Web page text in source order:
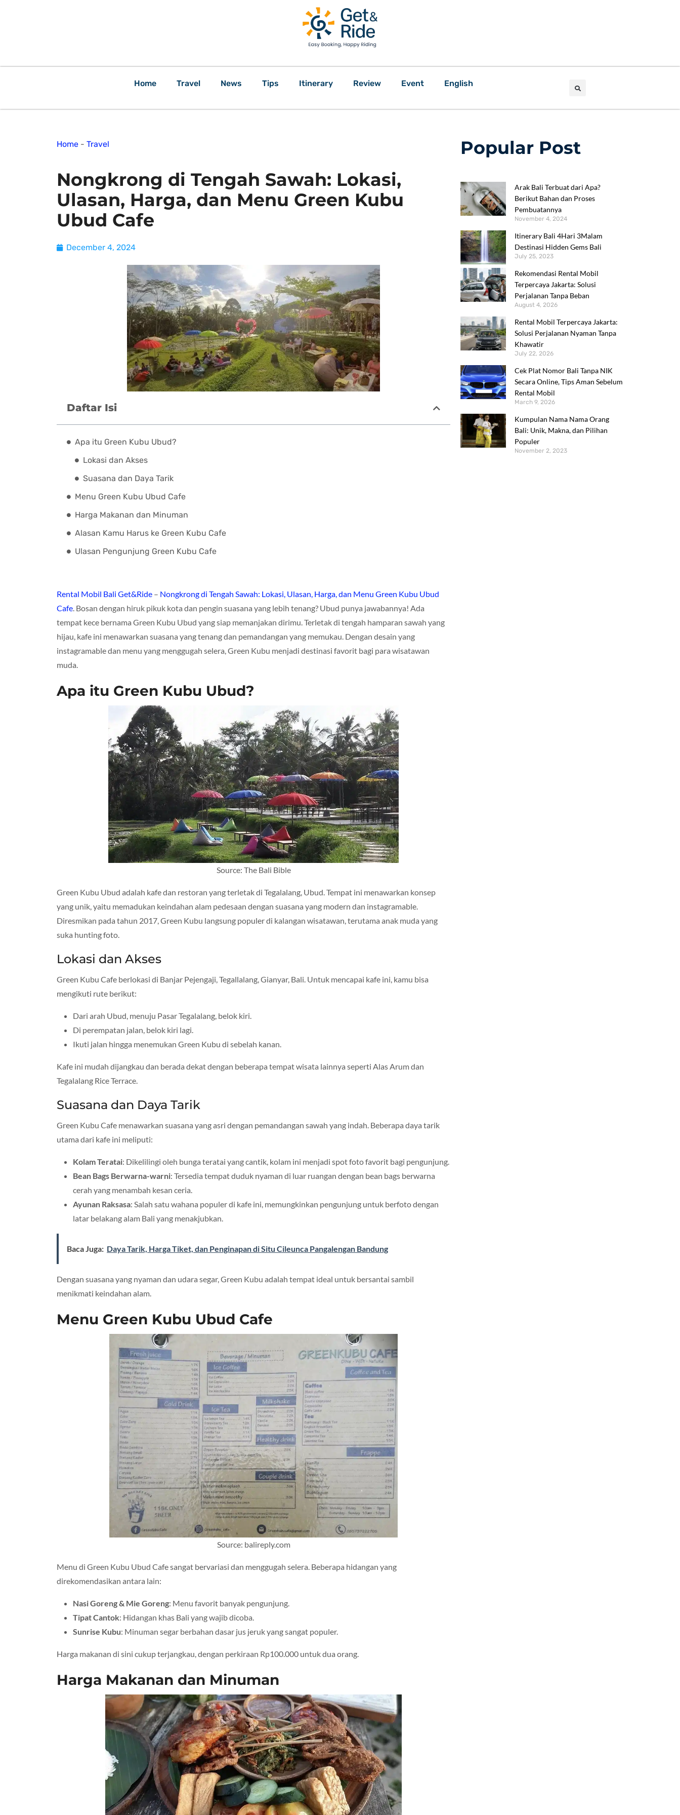
Home Travel News Tips Itinerary Review Event English
Home - Travel
Nongkrong di Tengah Sawah: Lokasi,
Ulasan, Harga, dan Menu Green Kubu
Ubud Cafe
December 4, 2024
Daftar Isi
Apa itu Green Kubu Ubud?
Lokasi dan Akses
Suasana dan Daya Tarik
Menu Green Kubu Ubud Cafe
Harga Makanan dan Minuman
Alasan Kamu Harus ke Green Kubu Cafe
Ulasan Pengunjung Green Kubu Cafe
Rental Mobil Bali Get&Ride – Nongkrong di Tengah Sawah: Lokasi, Ulasan, Harga, dan Menu Green Kubu Ubud
Cafe. Bosan dengan hiruk pikuk kota dan pengin suasana yang lebih tenang? Ubud punya jawabannya! Ada
tempat kece bernama Green Kubu Ubud yang siap memanjakan dirimu. Terletak di tengah hamparan sawah yang
hijau, kafe ini menawarkan suasana yang tenang dan pemandangan yang memukau. Dengan desain yang
instagramable dan menu yang menggugah selera, Green Kubu menjadi destinasi favorit bagi para wisatawan
muda.
Apa itu Green Kubu Ubud?
Source: The Bali Bible
Green Kubu Ubud adalah kafe dan restoran yang terletak di Tegalalang, Ubud. Tempat ini menawarkan konsep
yang unik, yaitu memadukan keindahan alam pedesaan dengan suasana yang modern dan instagramable.
Diresmikan pada tahun 2017, Green Kubu langsung populer di kalangan wisatawan, terutama anak muda yang
suka hunting foto.
Lokasi dan Akses
Green Kubu Cafe berlokasi di Banjar Pejengaji, Tegallalang, Gianyar, Bali. Untuk mencapai kafe ini, kamu bisa
mengikuti rute berikut:
Dari arah Ubud, menuju Pasar Tegalalang, belok kiri.
Di perempatan jalan, belok kiri lagi.
Ikuti jalan hingga menemukan Green Kubu di sebelah kanan.
Kafe ini mudah dijangkau dan berada dekat dengan beberapa tempat wisata lainnya seperti Alas Arum dan
Tegalalang Rice Terrace.
Suasana dan Daya Tarik
Green Kubu Cafe menawarkan suasana yang asri dengan pemandangan sawah yang indah. Beberapa daya tarik
utama dari kafe ini meliputi:
Kolam Teratai: Dikelilingi oleh bunga teratai yang cantik, kolam ini menjadi spot foto favorit bagi pengunjung.
Bean Bags Berwarna-warni: Tersedia tempat duduk nyaman di luar ruangan dengan bean bags berwarna
cerah yang menambah kesan ceria.
Ayunan Raksasa: Salah satu wahana populer di kafe ini, memungkinkan pengunjung untuk berfoto dengan
latar belakang alam Bali yang menakjubkan.
Baca Juga: Daya Tarik, Harga Tiket, dan Penginapan di Situ Cileunca Pangalengan Bandung
Dengan suasana yang nyaman dan udara segar, Green Kubu adalah tempat ideal untuk bersantai sambil
menikmati keindahan alam.
Menu Green Kubu Ubud Cafe
Source: balireply.com
Menu di Green Kubu Ubud Cafe sangat bervariasi dan menggugah selera. Beberapa hidangan yang
direkomendasikan antara lain:
Nasi Goreng & Mie Goreng: Menu favorit banyak pengunjung.
Tipat Cantok: Hidangan khas Bali yang wajib dicoba.
Sunrise Kubu: Minuman segar berbahan dasar jus jeruk yang sangat populer.
Harga makanan di sini cukup terjangkau, dengan perkiraan Rp100.000 untuk dua orang.
Harga Makanan dan Minuman
Popular Post
Arak Bali Terbuat dari Apa?
Berikut Bahan dan Proses
Pembuatannya
November 4, 2024
Itinerary Bali 4Hari 3Malam
Destinasi Hidden Gems Bali
July 25, 2023
Rekomendasi Rental Mobil
Terpercaya Jakarta: Solusi
Perjalanan Tanpa Beban
August 4, 2026
Rental Mobil Terpercaya Jakarta:
Solusi Perjalanan Nyaman Tanpa
Khawatir
July 22, 2026
Cek Plat Nomor Bali Tanpa NIK
Secara Online, Tips Aman Sebelum
Rental Mobil
March 9, 2026
Kumpulan Nama Nama Orang
Bali: Unik, Makna, dan Pilihan
Populer
November 2, 2023